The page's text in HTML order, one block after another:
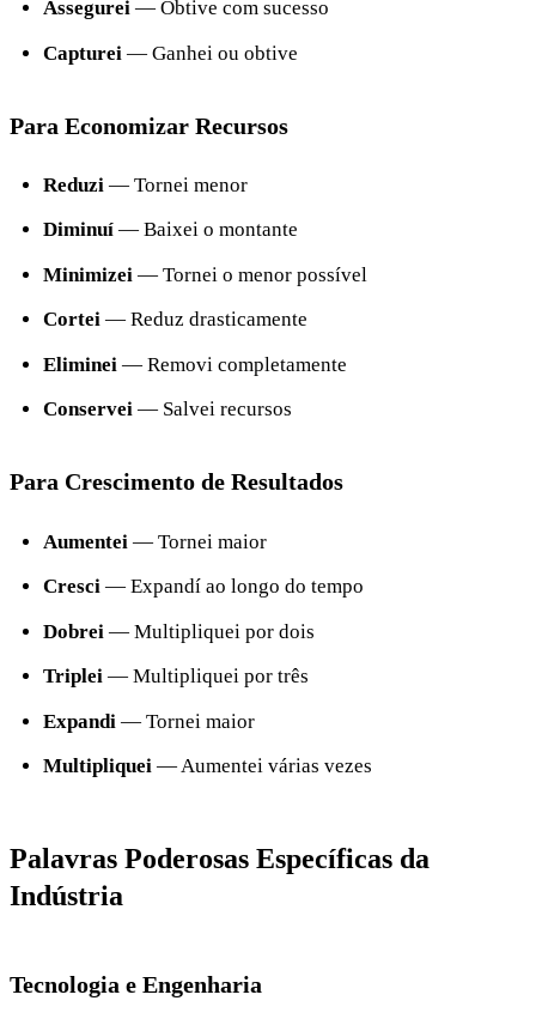
Assegurei— Obtive com sucesso
Capturei — Ganhei ou obtive
Para Economizar Recursos
Reduzi— Tornei menor
Diminuí— Baixei o montante
Minimizei— Tornei o menor possível
Cortei— Reduz drasticamente
Eliminei— Removi completamente
Conservei— Salvei recursos
Para Crescimento de Resultados
Aumentei — Tornei maior
Cresci— Expandí ao longo do tempo
Dobrei — Multipliquei por dois
Triplei— Multipliquei por três
Expandi — Tornei maior
Multipliquei— Aumentei várias vezes
Palavras Poderosas Específicas da
Indústria
Tecnologia e Engenharia